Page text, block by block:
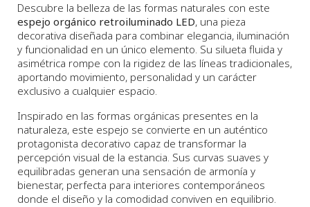
Descubre la belleza de las formas naturales con este
espejo orgánico retroiluminado LED, una pieza
decorativa diseñada para combinar elegancia, iluminación
y funcionalidad en un único elemento. Su silueta fluida y
asimétrica rompe con la rigidez de las líneas tradicionales,
aportando movimiento, personalidad y un carácter
exclusivo a cualquier espacio.
Inspirado en las formas orgánicas presentes en la
naturaleza, este espejo se convierte en un auténtico
protagonista decorativo capaz de transformar la
percepción visual de la estancia. Sus curvas suaves y
equilibradas generan una sensación de armonía y
bienestar, perfecta para interiores contemporáneos
donde el diseño y la comodidad conviven en equilibrio.